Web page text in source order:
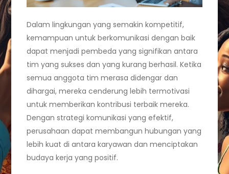
Dalam lingkungan yang semakin kompetitif,
kemampuan untuk berkomunikasi dengan baik
dapat menjadi pembeda yang signifikan antara
tim yang sukses dan yang kurang berhasil. Ketika
semua anggota tim merasa didengar dan
dihargai, mereka cenderung lebih termotivasi
untuk memberikan kontribusi terbaik mereka.
Dengan strategi komunikasi yang efektif,
perusahaan dapat membangun hubungan yang
lebih kuat di antara karyawan dan menciptakan
budaya kerja yang positif.